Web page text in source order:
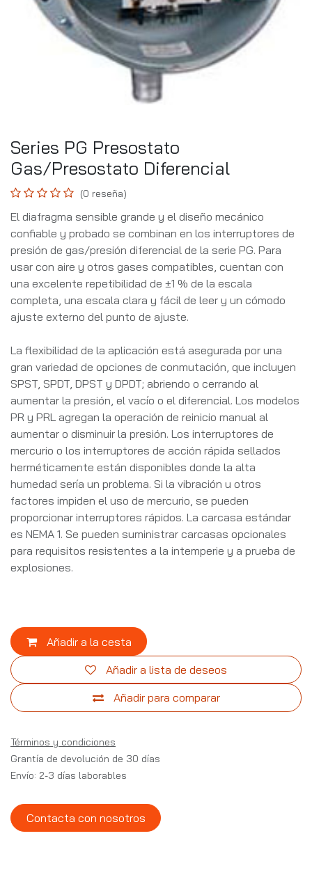
Series PG Presostato
Gas/Presostato Diferencial
(0 reseña)
El diafragma sensible grande y el diseño mecánico
confiable y probado se combinan en los interruptores de
presión de gas/presión diferencial de la serie PG. Para
usar con aire y otros gases compatibles, cuentan con
una excelente repetibilidad de ±1 % de la escala
completa, una escala clara y fácil de leer y un cómodo
ajuste externo del punto de ajuste.
La flexibilidad de la aplicación está asegurada por una
gran variedad de opciones de conmutación, que incluyen
SPST, SPDT, DPST y DPDT; abriendo o cerrando al
aumentar la presión, el vacío o el diferencial. Los modelos
PR y PRL agregan la operación de reinicio manual al
aumentar o disminuir la presión. Los interruptores de
mercurio o los interruptores de acción rápida sellados
herméticamente están disponibles donde la alta
humedad sería un problema. Si la vibración u otros
factores impiden el uso de mercurio, se pueden
proporcionar interruptores rápidos. La carcasa estándar
es NEMA 1. Se pueden suministrar carcasas opcionales
para requisitos resistentes a la intemperie y a prueba de
explosiones.
Añadir a la cesta
Añadir para comparar
Añadir a lista de deseos
Términos y condiciones
Grantía de devolución de 30 días
Envío: 2-3 días laborables
Contacta con nosotros